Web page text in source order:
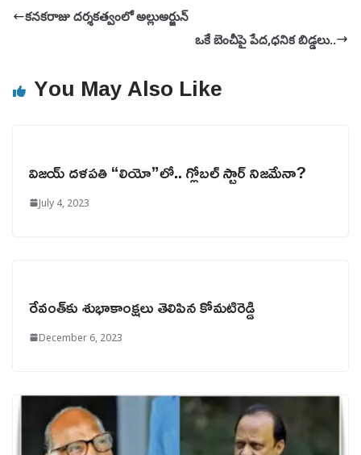
కనకరాజు దర్శకత్వంలో అల్లుఅర్జున్
ఒకే బెంచీపై పేద,ధనిక బిడ్డలు..
You May Also Like
విజయ్ దళపతి “లియో”లో.. గ్లోబల్ స్టార్ నిజమేనా?
July 4, 2023
రేవంత్‌కు శుభాకాంక్షలు తెలిపిన కోమటిరెడ్డి
December 6, 2023